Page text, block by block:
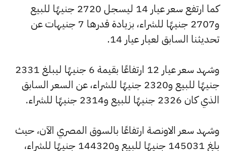
كما ارتفع سعر عيار 14 ليسجل 2720 جنيهًا للبيع
و2707 جنيهًا للشراء، بزيادة قدرها 7 جنيهات عن
تحديثنا السابق لعيار عيار 14.
وشهد سعر عيار 12 ارتفاعًا بقيمة 6 جنيهًا ليبلغ 2331
جنيهًا للبيع و2320 جنيهًا للشراء، عن السعر السابق
الذي كان 2326 جنيهًا للبيع و2314 جنيهًا للشراء.
وشهد سعر الاونصة ارتفاعًا بالسوق المصري الآن، حيث
بلغ 145031 جنيهًا للبيع و144320 جنيهًا للشراء،